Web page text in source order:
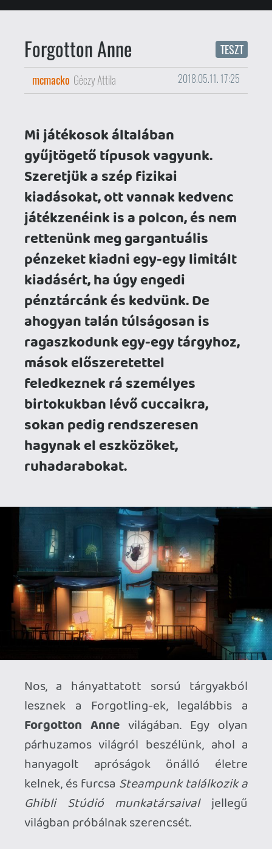
játékzenéink is a polcon, és nem
pénzeket kiadni egy-egy limitált
kiadásért, ha úgy engedi
pénztárcánk és kedvünk. De
ahogyan talán túlságosan is
feledkeznek rá személyes
birtokukban lévő cuccaikra,
sokan pedig rendszeresen
hagynak el eszközöket,
ruhadarabokat.
Nos, a hányattatott sorsú tárgyakból
lesznek a Forgotling-ek, legalábbis a
világában. Egy olyan
párhuzamos világról beszélünk, ahol a
hanyagolt apróságok önálló életre
kelnek, és furcsa Steampunk találkozik a
Ghibli Stúdió munkatársaivaljellegű
világban próbálnak szerencsét.
majdnem egy ilyenFeledvénylett. A kód
kéretlenül futott be, nem nagyon akarta
bevállalni senki, az utolsó pillanatban
kapcsoltam, hogy embargóra mégiscsak
jó lenne belőle egy anyagot kanyarintani.
Aztán ahogy belefeledkeztem, úgy
döbbentem rá, itt bizony a tavasz egyik
legnagyobb meglepetése szorított
keblére.
Olyan élményre gondolj, amit a hasonló,
eleinte kevésbé hype-olt, de mai napig
imádott indie kedvenceidtől szoktál
kapni. Bizonyára dereng a Braid
visszafelé cuppanó puszija, a Limbo
pókkaros simogatása, Yarny
kibogozhatatlan kedvessége vagy a
Brothers érzelmi hullámvasútja. Igen, a
Forgotton Anne nevét tényleg eme
klasszikusok között emlegetem, és
bátran oda is teszem az Xbox Live és